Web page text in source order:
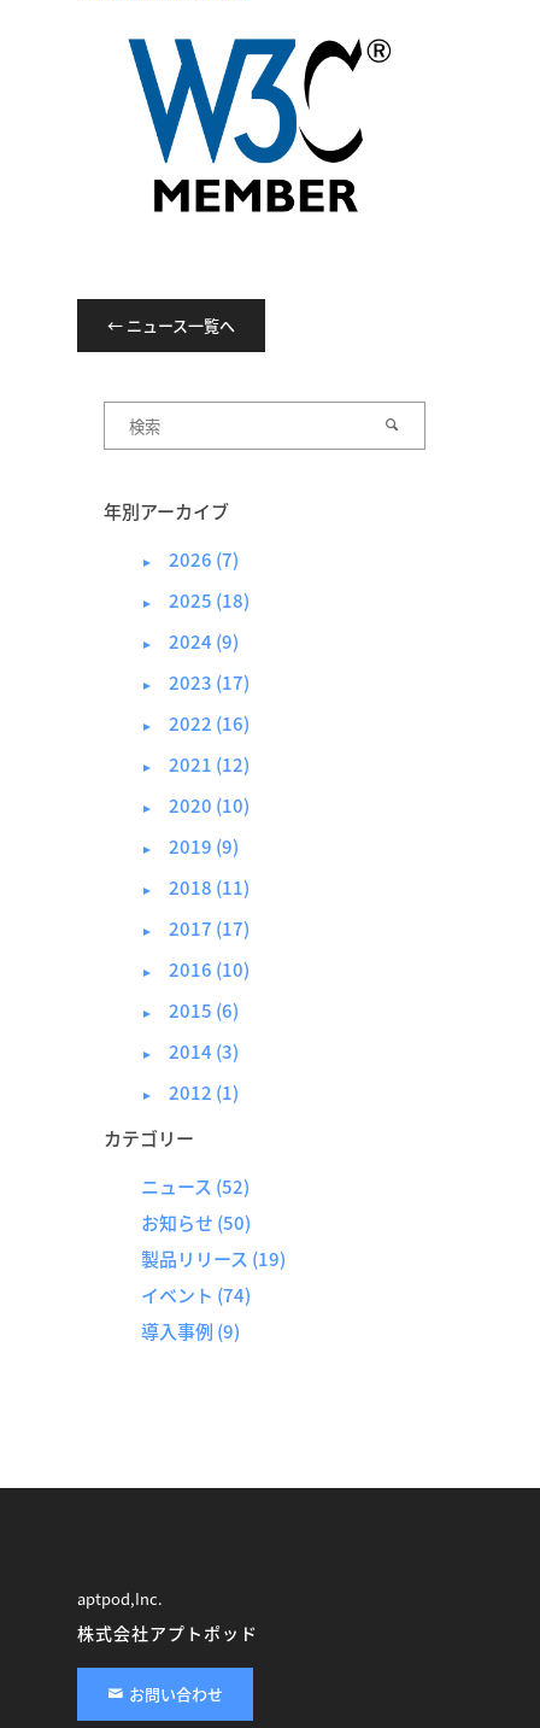
← ニュース一覧へ
年別アーカイブ
► 2026 (7)
► 2025 (18)
► 2024 (9)
► 2023 (17)
► 2022 (16)
► 2021 (12)
► 2020 (10)
► 2019 (9)
► 2018 (11)
► 2017 (17)
► 2016 (10)
► 2015 (6)
► 2014 (3)
► 2012 (1)
カテゴリー
ニュース (52)
お知らせ (50)
製品リリース (19)
イベント (74)
導入事例 (9)
aptpod,Inc.
株式会社アプトポッド
お問い合わせ